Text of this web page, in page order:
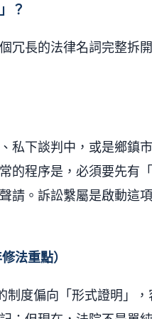
？
冗長的法律名詞完整拆
私下談判中，或是鄉鎮
的程序是，必須要先有
請。訴訟繫屬是啟動這
法重點）
度偏向「形式證明」